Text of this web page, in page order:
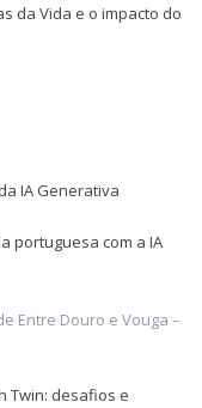
da Vida e o impacto do
IA Generativa
portuguesa com a IA
Entre Douro e Vouga –
Twin: desafios e